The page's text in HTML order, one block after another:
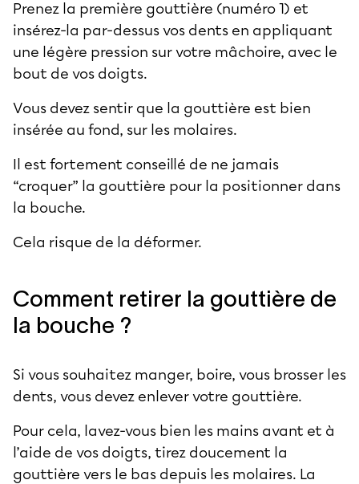
Prenez la première gouttière (numéro 1) et
insérez-la par-dessus vos dents en appliquant
une légère pression sur votre mâchoire, avec le
bout de vos doigts.
Vous devez sentir que la gouttière est bien
insérée au fond, sur les molaires.
Il est fortement conseillé de ne jamais
“croquer” la gouttière pour la positionner dans
la bouche.
Cela risque de la déformer.
Comment retirer la gouttière de
la bouche ?
Si vous souhaitez manger, boire, vous brosser les
dents, vous devez enlever votre gouttière.
Pour cela, lavez-vous bien les mains avant et à
l’aide de vos doigts, tirez doucement la
gouttière vers le bas depuis les molaires. La